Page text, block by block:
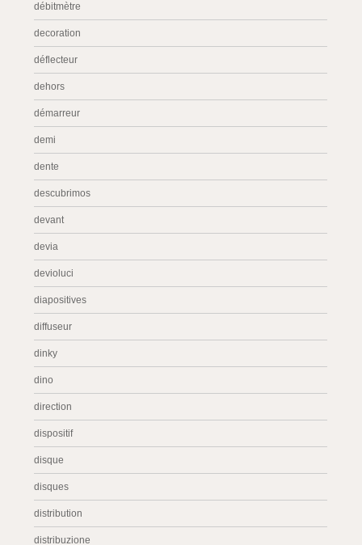
débitmètre
decoration
déflecteur
dehors
démarreur
demi
dente
descubrimos
devant
devia
devioluci
diapositives
diffuseur
dinky
dino
direction
dispositif
disque
disques
distribution
distribuzione